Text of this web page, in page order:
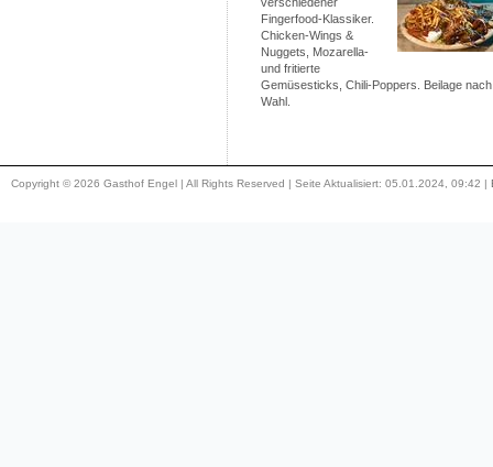
Fingerfood-Klassiker.
Chicken-Wings &
Nuggets, Mozarella-
und fritierte
Gemüsesticks, Chili-Poppers. Beilage nach
Wahl.
Copyright © 2026 Gasthof Engel | All Rights Reserved | Seite Aktualisiert: 05.01.2024, 09:42 |